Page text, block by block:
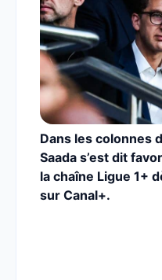
Dans les colonnes
Saada s’est dit
la chaîne Ligue 1+
sur Canal+.